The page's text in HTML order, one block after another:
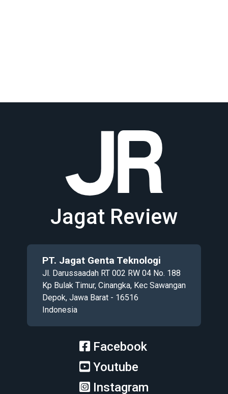
Jagat Review
PT. Jagat Genta Teknologi
Jl. Darussaadah RT 002 RW 04 No. 188
Kp Bulak Timur, Cinangka, Kec Sawangan
Depok, Jawa Barat - 16516
Indonesia
Facebook
Youtube
Instagram